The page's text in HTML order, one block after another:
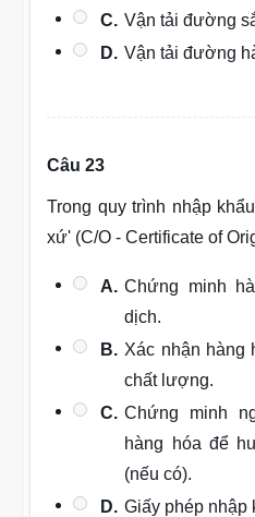
C. Vận tải đường
D. Vận tải đường
Câu 23
Trong quy trình nhập
xứ' (C/O - Certificate of
A. Chứng minh
dịch.
B. Xác nhận hàng
chất lượng.
C. Chứng minh
hàng hóa để
(nếu có).
D. Giấy phép nhập